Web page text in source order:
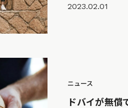
2023.02.01
ニュース
ドバイが無償